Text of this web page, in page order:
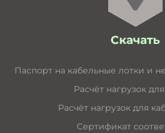
Скачать
Паспорт на кабельные лотки и
Расчёт нагрузок
Расчёт нагрузок для
Сертификат